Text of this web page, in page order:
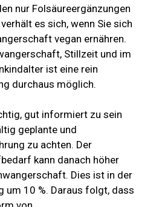
nur Folsäureergänzungen
es sich, wenn Sie sich
vegan ernähren.
Stillzeit und im
ist eine rein
durchaus möglich.
gut informiert zu sein
geplante und
zu achten. Der
kann danach höher
Dies ist in der
um 10 %. Daraus folgt, dass